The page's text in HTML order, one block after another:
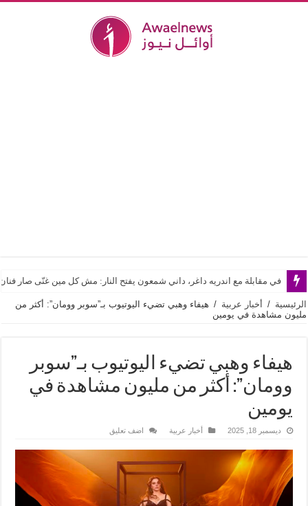
في مقابلة مع اندريه داغر، داني شمعون يفتح النار: مش كل مين غنّى صار
الرئيسية / أخبار عربية / هيفاء وهبي تضيء اليوتيوب بـ”سوبر وومان”: أكثر من
مليون مشاهدة في يومين
هيفاء وهبي تضيء اليوتيوب بـ”سوبر
وومان”: أكثر من مليون مشاهدة في
يومين
ديسمبر 18, 2025 أخبار عربية اضف تعليق